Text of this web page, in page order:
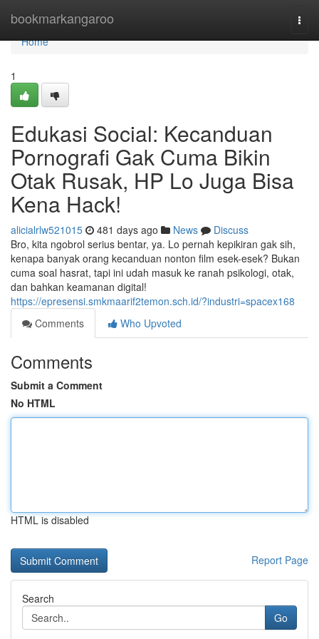
bookmarkangaroo
Home
Home
1
Edukasi Social: Kecanduan
Pornografi Gak Cuma Bikin
Otak Rusak, HP Lo Juga Bisa
Kena Hack!
alicialrlw521015 481 days ago News
Discuss
Bro, kita ngobrol serius bentar, ya. Lo pernah kepikiran gak sih,
kenapa banyak orang kecanduan nonton film esek-esek? Bukan
cuma soal hasrat, tapi ini udah masuk ke ranah psikologi, otak,
dan bahkan keamanan digital!
https://epresensi.smkmaarif2temon.sch.id/?industri=spacex168
Comments
Who Upvoted
Comments
Submit a Comment
No HTML
HTML is disabled
Report Page
Search
Go